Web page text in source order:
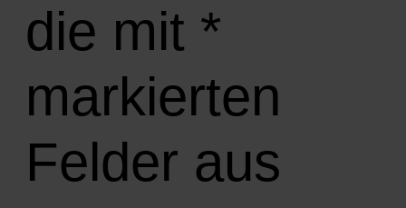
die mit *
markierten
Felder aus